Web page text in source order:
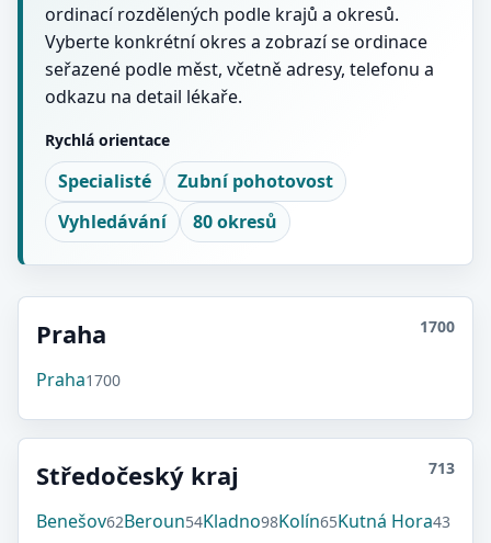
ordinací rozdělených podle krajů a okresů.
Vyberte konkrétní okres a zobrazí se ordinace
seřazené podle měst, včetně adresy, telefonu a
odkazu na detail lékaře.
Rychlá orientace
Specialisté
Zubní pohotovost
Vyhledávání
80 okresů
Praha 1700
Praha1700
Středočeský kraj 713
Benešov62Beroun54Kladno98Kolín65Kutná Hora43